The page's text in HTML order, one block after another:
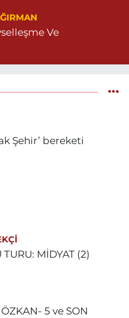
Ve
Şehir’ bereketi
MİDYAT (2)
Doktor Nihat ÖZKAN- 5 ve SON